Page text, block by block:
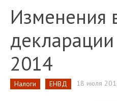
Изменения
2014
Налоги ЕНВД 18 июля